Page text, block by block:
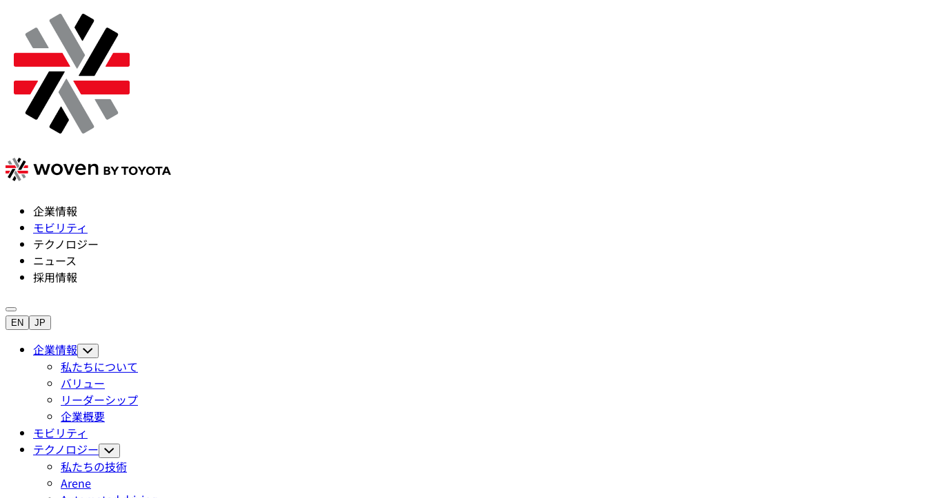
企業情報
モビリティ
テクノロジー
ニュース
採用情報
EN JP
企業情報
私たちについて
バリュー
リーダーシップ
企業概要
モビリティ
テクノロジー
私たちの技術
Arene